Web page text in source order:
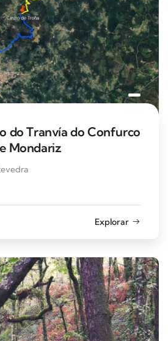
do Tranvía do Confurco
Mondariz
Explorar